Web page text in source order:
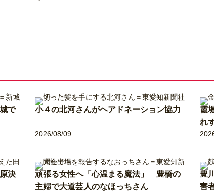
で
小４の北河さんがヘアドネーション協力
2026/08/09
霞
れ
決
頑張る女性へ「心温まる魔法」 豊橋の
主婦で大道芸人のなほっちさん
豊
害